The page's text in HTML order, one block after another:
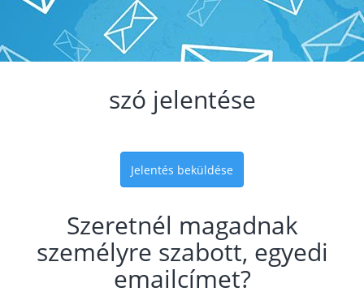
szó jelentése
Jelentés beküldése
Szeretnél magadnak
személyre szabott, egyedi
emailcímet?